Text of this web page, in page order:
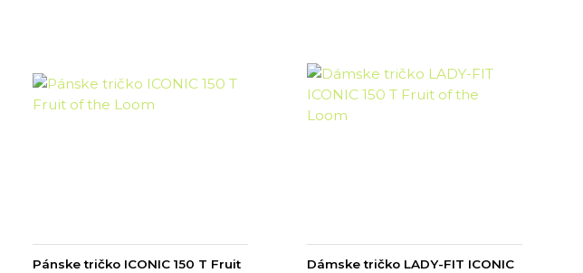
Pánske tričko ICONIC 150 T Fruit
Dámske tričko LADY-FIT ICONIC